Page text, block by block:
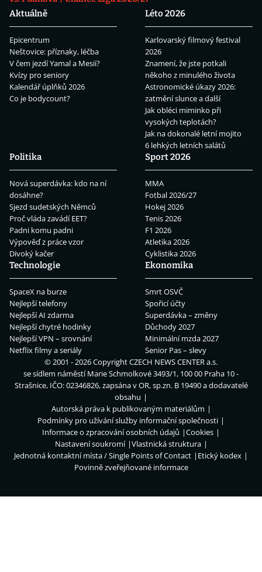
Aktuálně
Epicentrum
Neštovice: příznaky, léčba
V čem jezdí Yamal a Mesii?
Kvízy pro seniory
Kalendář úplňků 2026
Co je bodycount?
Léto 2026
Karlovarský filmový festival
2026
Znamení, že jste potkali
někoho z minulého života
Astronomické úkazy 2026:
zatmění slunce a další
Jak obléci miminko při
vysokých teplotách?
Jak na dokonalé letní mojito
6 lehkých letních salátů
Politika
Nová superdávka: kdo na ní
dosáhne?
Sjezd sudetských Němců
Proč vláda zavádí EET?
Padni komu padni
Výpověď z práce vzor
Divoký kačer
Sport 2026
MMA
Fotbal 2026/27
Hokej 2026
Tenis 2026
F1 2026
Atletika 2026
Cyklistika 2026
Technologie
SpaceX na burze
Nejlepší telefony
Nejlepší AI zdarma
Nejlepší chytré hodinky
Nejlepší VPN – srovnání
Netflix filmy a seriály
Ekonomika
Smrt OSVČ
Spořicí účty
Superdávka – změny
Důchody 2027
Minimální mzda 2027
Senior Pas – slevy
© 2001 - 2026 CopyrightCZECH NEWS CENTER a.s.
se sídlem náměstí Marie Schmolkové 3493/1, 100 00 Praha 10 -
Strašnice, IČO: 02346826, zapsána v OR, sp.zn. B 19490 a dodavatelé
obsahu
Autorská práva k publikovaným materiálům
Podmínky pro užívání služby informační společnosti
Informace o zpracování osobních údajů
Cookies
Nastavení soukromí
Vlastnická struktura
Jednotná kontaktní místa / Single Points of Contact
Etický kodex
Povinně zveřejňované informace